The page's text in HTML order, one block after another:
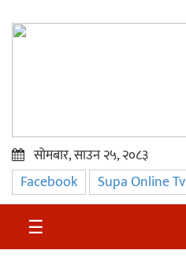
प्रमुख
समाचार
सुदुर
सोमबार, साउन २५, २०८३
Facebook Supa Online Tv
☰